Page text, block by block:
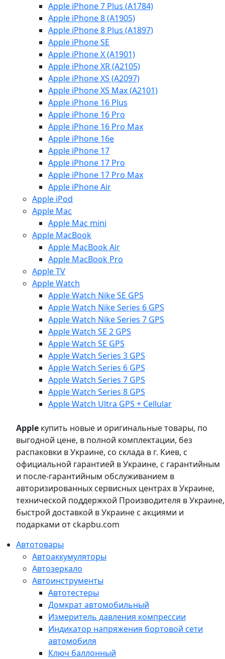
Apple iPhone 7 Plus (A1784)
Apple iPhone 8 (A1905)
Apple iPhone 8 Plus (A1897)
Apple iPhone SE
Apple iPhone X (A1901)
Apple iPhone XR (A2105)
Apple iPhone XS (A2097)
Apple iPhone XS Max (A2101)
Apple iPhone 16 Plus
Apple iPhone 16 Pro
Apple iPhone 16 Pro Max
Apple iPhone 16e
Apple iPhone 17
Apple iPhone 17 Pro
Apple iPhone 17 Pro Max
Apple iPhone Air
Apple iPod
Apple Mac
Apple Mac mini
Apple MacBook
Apple MacBook Air
Apple MacBook Pro
Apple TV
Apple Watch
Apple Watch Nike SE GPS
Apple Watch Nike Series 6 GPS
Apple Watch Nike Series 7 GPS
Apple Watch SE 2 GPS
Apple Watch SE GPS
Apple Watch Series 3 GPS
Apple Watch Series 6 GPS
Apple Watch Series 7 GPS
Apple Watch Series 8 GPS
Apple Watch Ultra GPS + Cellular
Apple купить новые и оригинальные товары, по
выгодной цене, в полной комплектации, без
распаковки в Украине, со склада в г. Киев, с
официальной гарантией в Украине, с гарантийным
и после-гарантийным обслуживанием в
авторизированных сервисных центрах в Украине,
технической поддержкой Производителя в Украине,
быстрой доставкой в Украине с акциями и
подарками от ckapbu.com
Автотовары
Автоаккумуляторы
Автозеркало
Автоинструменты
Автотестеры
Домкрат автомобильный
Измеритель давления компрессии
Индикатор напряжения бортовой сети
автомобиля
Ключ баллонный